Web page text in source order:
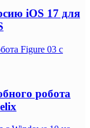
iOS 17 для
Figure 03 с
робота